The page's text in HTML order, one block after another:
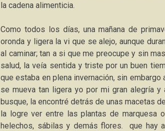
la cadena alimenticia.
Como todos los días, una mañana de
oronda y ligera la vi que se alejo, aunque
al caminar; tan a si que me preocupe y sin
salud, la veía sentida y triste por un buen
que estaba en plena invernación, sin
se mueva tan ligera yo por mi gran alegría
busque, la encontré detrás de unas macetas
la logre ver entre las plantas de marquesa
helechos, sábilas y demás flores. que hay